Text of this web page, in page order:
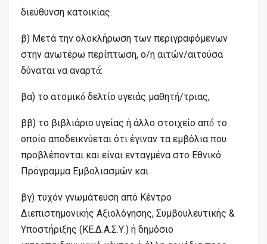
διεύθυνση κατοικίας.
β) Μετά την ολοκλήρωση των περιγραφόμενων
στην ανωτέρω περίπτωση, ο/η αιτών/αιτούσα
δύναται να αναρτά́:
βα) το ατομικό́ δελτίο υγειάς μαθητή́/τριας,
ββ) το βιβλιάριο υγείας ή άλλο στοιχείο από́ το
οποίο αποδεικνύεται ότι έγιναν τα εμβόλια που
προβλέπονται και είναι ενταγμένα στο Εθνικό
Πρόγραμμα Εμβολιασμών και
βγ) τυχόν γνωμάτευση από Κέντρο
Διεπιστημονικής Αξιολόγησης, Συμβουλευτικής &
Υποστήριξης (ΚΕ.Δ.Α.Σ.Υ.) ή δημόσιο